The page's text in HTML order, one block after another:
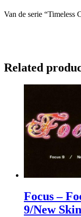
Van de serie “Timeless
Related
Focus –
9/New